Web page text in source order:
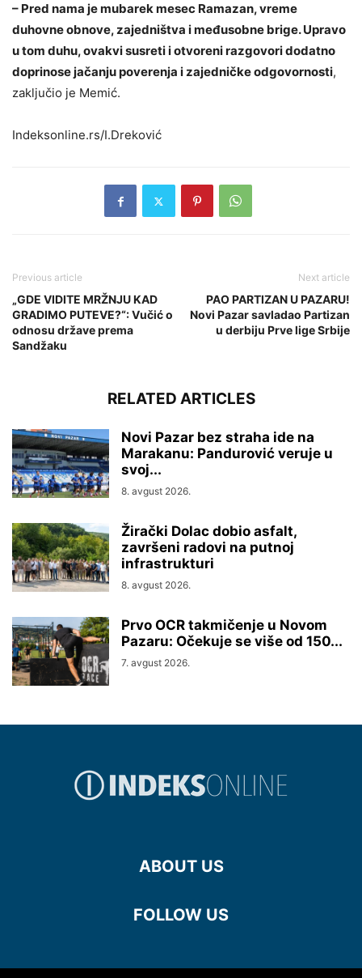
– Pred nama je mubarek mesec Ramazan, vreme
duhovne obnove, zajedništva i međusobne brige. Upravo
u tom duhu, ovakvi susreti i otvoreni razgovori dodatno
doprinose jačanju poverenja i zajedničke odgovornosti,
zaključio je Memić.
Indeksonline.rs/I.Dreković
Previous article
„GDE VIDITE MRŽNJU KAD
GRADIMO PUTEVE?“: Vučić o
odnosu države prema
Sandžaku
Next article
PAO PARTIZAN U PAZARU!
Novi Pazar savladao Partizan
u derbiju Prve lige Srbije
RELATED ARTICLES
Novi Pazar bez straha ide na
Marakanu: Pandurović veruje u
svoj...
8. avgust 2026.
Žirački Dolac dobio asfalt,
završeni radovi na putnoj
infrastrukturi
8. avgust 2026.
Prvo OCR takmičenje u Novom
Pazaru: Očekuje se više od 150...
7. avgust 2026.
ABOUT US
FOLLOW US